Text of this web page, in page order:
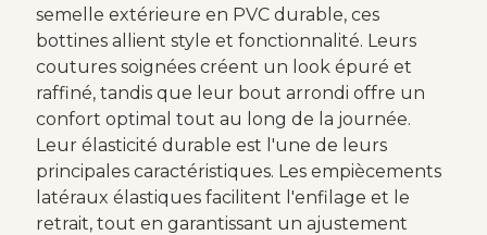
semelle extérieure en PVC durable, ces
bottines allient style et fonctionnalité. Leurs
coutures soignées créent un look épuré et
raffiné, tandis que leur bout arrondi offre un
confort optimal tout au long de la journée.
Leur élasticité durable est l'une de leurs
principales caractéristiques. Les empiècements
latéraux élastiques facilitent l'enfilage et le
retrait, tout en garantissant un ajustement